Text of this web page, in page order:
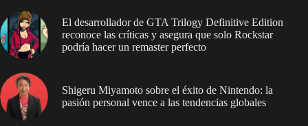
El desarrollador de GTA Trilogy Definitive Edition
reconoce las críticas y asegura que solo Rockstar
podría hacer un remaster perfecto
Shigeru Miyamoto sobre el éxito de Nintendo: la
pasión personal vence a las tendencias globales